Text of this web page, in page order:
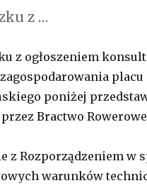
z …
z ogłoszeniem
placu
poniżej
przez Bractwo
z Rozporządzeniem w
warunków